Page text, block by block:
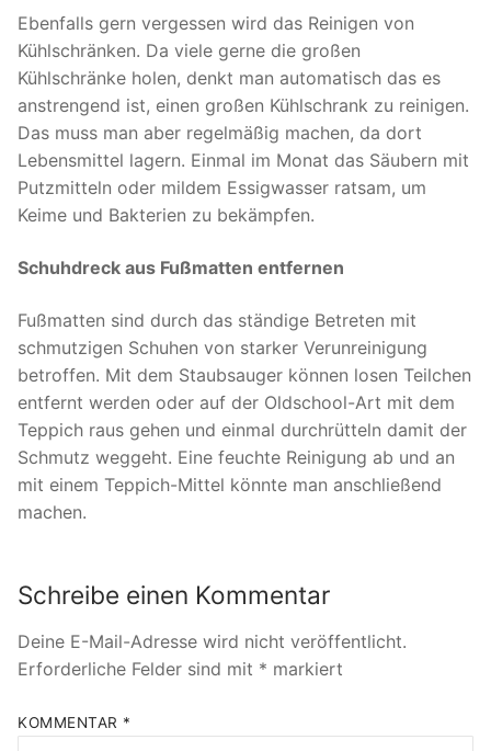
Ebenfalls gern vergessen wird das Reinigen von
Kühlschränken. Da viele gerne die großen
Kühlschränke holen, denkt man automatisch das es
anstrengend ist, einen großen Kühlschrank zu reinigen.
Das muss man aber regelmäßig machen, da dort
Lebensmittel lagern. Einmal im Monat das Säubern mit
Putzmitteln oder mildem Essigwasser ratsam, um
Keime und Bakterien zu bekämpfen.
Schuhdreck aus Fußmatten entfernen
Fußmatten sind durch das ständige Betreten mit
schmutzigen Schuhen von starker Verunreinigung
betroffen. Mit dem Staubsauger können losen Teilchen
entfernt werden oder auf der Oldschool-Art mit dem
Teppich raus gehen und einmal durchrütteln damit der
Schmutz weggeht. Eine feuchte Reinigung ab und an
mit einem Teppich-Mittel könnte man anschließend
machen.
Schreibe einen Kommentar
Deine E-Mail-Adresse wird nicht veröffentlicht.
Erforderliche Felder sind mit * markiert
KOMMENTAR *